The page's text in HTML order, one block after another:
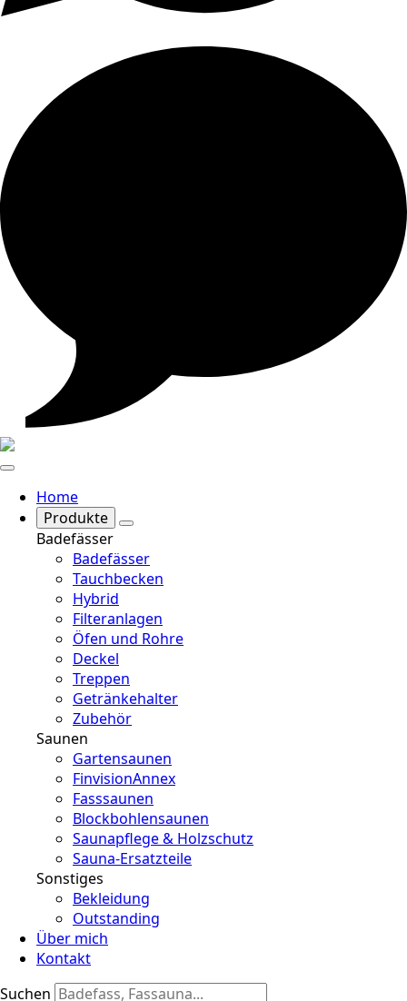
Home
Produkte
Badefässer
Badefässer
Tauchbecken
Hybrid
Filteranlagen
Öfen und Rohre
Deckel
Treppen
Getränkehalter
Zubehör
Saunen
Gartensaunen
FinvisionAnnex
Fasssaunen
Blockbohlensaunen
Saunapflege & Holzschutz
Sauna-Ersatzteile
Sonstiges
Bekleidung
Outstanding
Über mich
Kontakt
Suchen